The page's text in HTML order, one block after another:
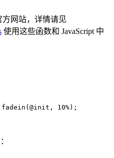
方网站，详情请见
使用这些函数和 JavaScript 中
@init , 10%);